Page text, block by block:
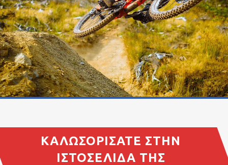
ΚΑΛΩΣΟΡΊΣΑΤΕ ΣΤΗΝ
ΙΣΤΟΣΕΛΊΔΑ ΤΗΣ